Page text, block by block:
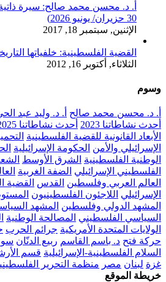
أ. د. محسن محمد صالح: سيرة
30 حزيران/ يونيو 2026)
الإثنين, سبتمبر 18, 2017
القضية الفلسطينية: خلفياتها
الثلاثاء, أكتوبر 16, 2012
وسوم
أ. د. محسن محمد صالح أ. د. وليد عبد
أحدث نشاطاتنا 2023
أحدث نشاطاتنا 2025
الأبعاد القانونية للقضية الفلسطينية
الإسرائيلي والأمن الحكومة الإسرائيلية
الوطنية الفلسطينية الشرق الأوسط
الفلسطيني الإسرائيلي الضفة الغربية
العالم العربي وفلسطين القدس القضية
الإسرائيلي اللاجئون الفلسطينيون
المشهد الدولي وفلسطين المشهد
السياسي الفلسطيني المصالحة الوطنية
الولايات المتحدة الأمريكية جرائم الحرب
حركة فتح د. باسم القاسم ربيع الدنّان
السلام الفلسطينية-الإسرائيلية قسم
غزة لبنان مصر منظمة التحرير
خريطة الموقع